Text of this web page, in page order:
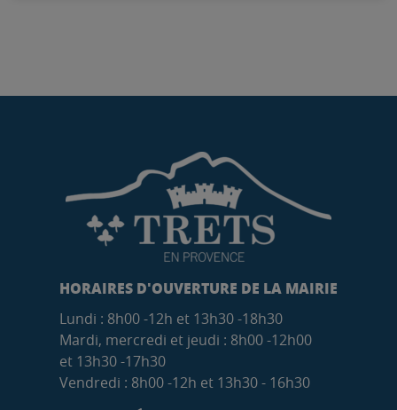
HORAIRES D'OUVERTURE DE LA MAIRIE
Lundi : 8h00 -12h et 13h30 -18h30
Mardi, mercredi et jeudi : 8h00 -12h00
et 13h30 -17h30
Vendredi : 8h00 -12h et 13h30 - 16h30